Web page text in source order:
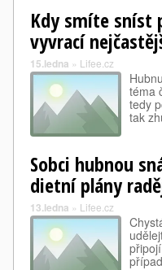
Kdy smíte sníst
vyvrací
15.ledna » Lifee.cz
téma
tedy
tak
Sobci hubnou
dietní plány
13.ledna » Lifee.cz